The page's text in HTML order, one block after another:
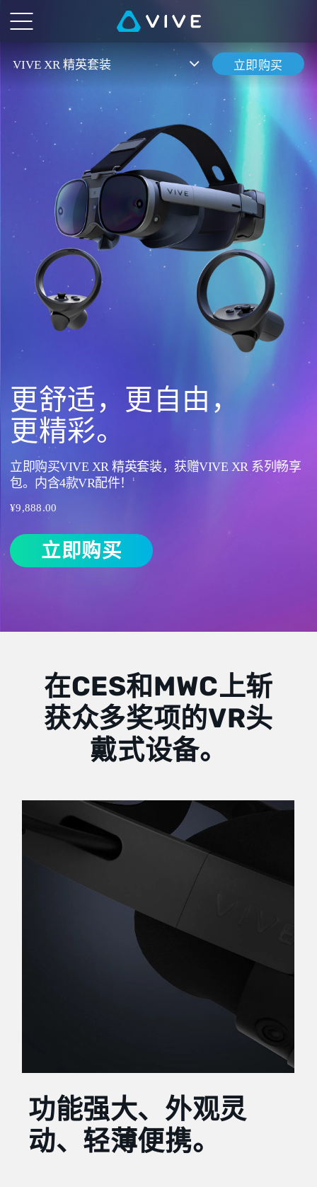
VIVE
XR
精
英
套
——
VR
与
一
体
机
头
戴
设
VIVE XR 精英套装 立即购买
更舒适，更自由，
更精彩。
立即购买VIVE XR 精英套装，获赠VIVE XR 系列畅享
包。内含4款VR配件！
1
¥9,888.00
立即购买
在CES和MWC上斩
获众多奖项的VR头
戴式设备。
功能强大、外观灵
动、轻薄便携。